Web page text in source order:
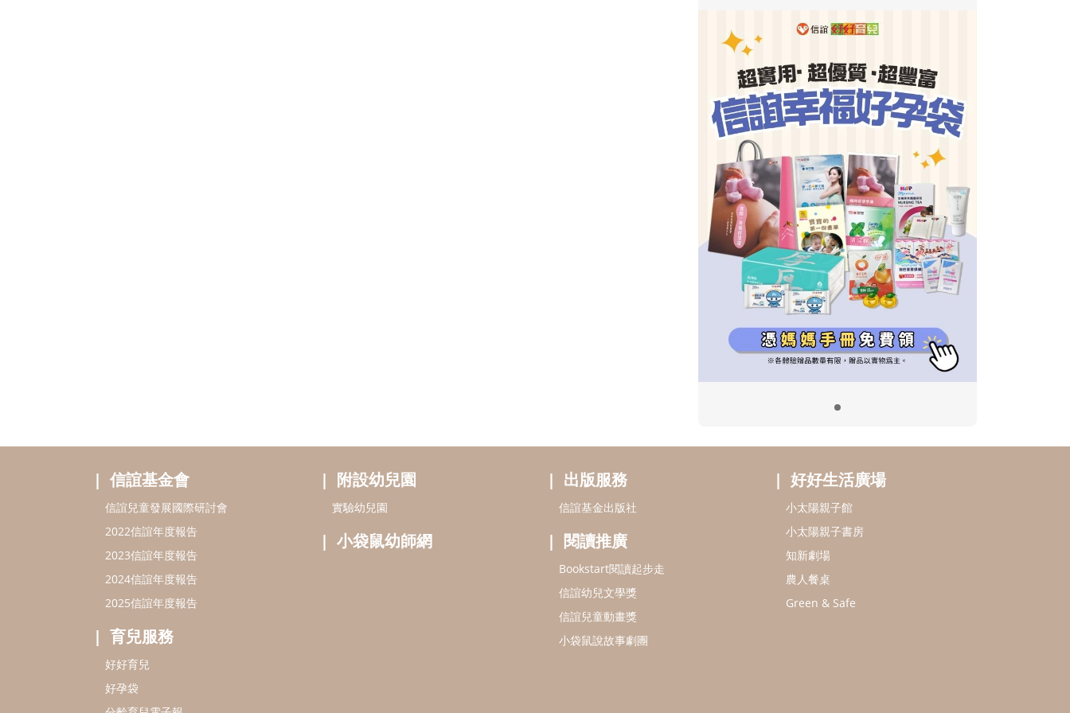
信誼基金會
信誼兒童發展國際研討會
2022信誼年度報告
2023信誼年度報告
2024信誼年度報告
2025信誼年度報告
育兒服務
好好育兒
好孕袋
附設幼兒園
實驗幼兒園
小袋鼠幼師網
出版服務
信誼基金出版社
閱讀推廣
Bookstart閱讀起步走
信誼幼兒文學獎
信誼兒童動畫獎
小袋鼠說故事劇團
好好生活廣場
小太陽親子館
小太陽親子書房
知新劇場
農人餐桌
Green & Safe